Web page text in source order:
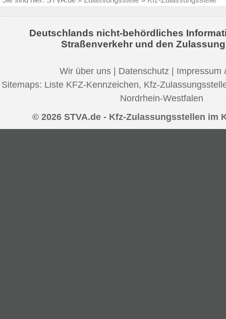
Deutschlands nicht-behördliches
Straßenverkehr und den
Wir über uns Datenschutz
Impressum
Sitemaps: Liste KFZ-Kennzeichen, Kfz-
Nordrhein-Westfalen
© 2026 STVA.de - Kfz-Zulassungsstellen im